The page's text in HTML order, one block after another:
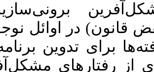
والدین و رفتارهای مشکل‌‎آفرین برونی‎‌سازی‎شده
در اوائل نوجوانی
برجسته ساختند. از این یافته‎‌ها برای تدوین برنامه‌‎های
مداخله‎‌ای با هدف پیشگیری از رفتارهای مشکل‎‌آفرین